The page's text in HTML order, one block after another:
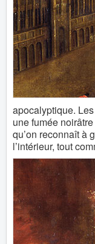
apocalyptique.
une fumée
qu’on reconnaît à
l’intérieur, tout